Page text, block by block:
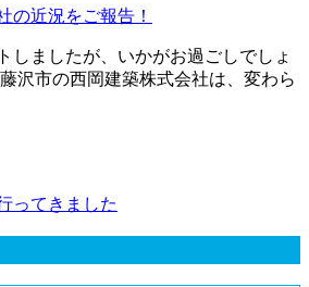
の近況をご報告！
しましたが、いかがお過ごしでしょ
沢市の西岡建築株式会社は、変わら
ってきました